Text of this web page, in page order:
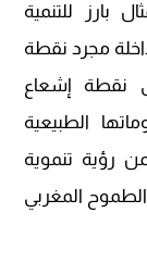
بارز للتنمية
مجرد نقطة
نقطة إشعاع
الطبيعية
رؤية تنموية
المغربي